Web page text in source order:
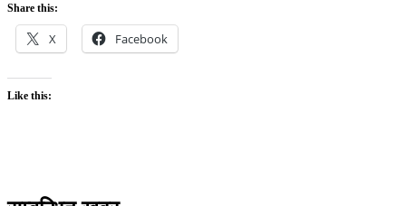
Share this:
X Facebook
Like this: